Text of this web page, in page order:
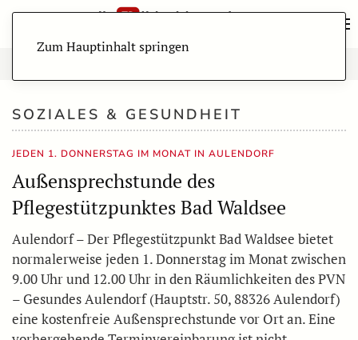
Zum Hauptinhalt springen
SOZIALES & GESUNDHEIT
JEDEN 1. DONNERSTAG IM MONAT IN AULENDORF
Außensprechstunde des
Pflegestützpunktes Bad Waldsee
Aulendorf – Der Pflegestützpunkt Bad Waldsee bietet
normalerweise jeden 1. Donnerstag im Monat zwischen
9.00 Uhr und 12.00 Uhr in den Räumlichkeiten des PVN
– Gesundes Aulendorf (Hauptstr. 50, 88326 Aulendorf)
eine kostenfreie Außensprechstunde vor Ort an. Eine